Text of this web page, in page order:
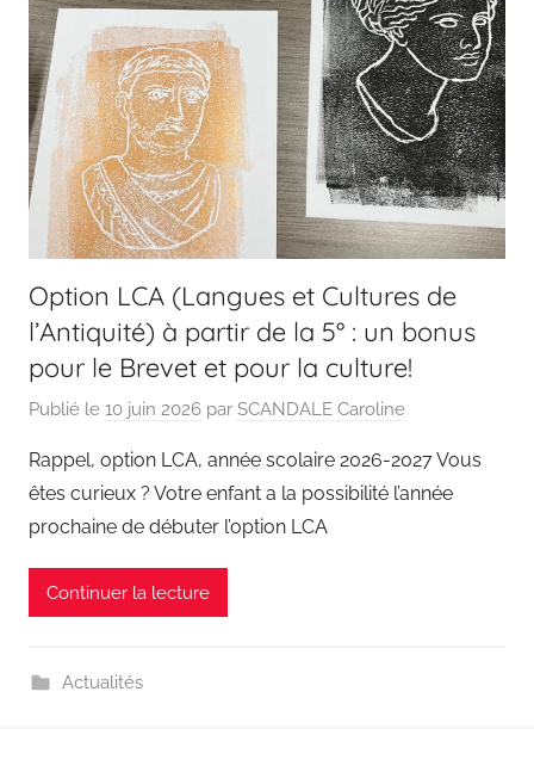
Option LCA (Langues et Cultures de
l’Antiquité) à partir de la 5° : un bonus
pour le Brevet et pour la culture!
Publié le 10 juin 2026 par SCANDALE Caroline
Rappel, option LCA, année scolaire 2026-2027 Vous
êtes curieux ? Votre enfant a la possibilité l’année
prochaine de débuter l’option LCA
Continuer la lecture
Actualités